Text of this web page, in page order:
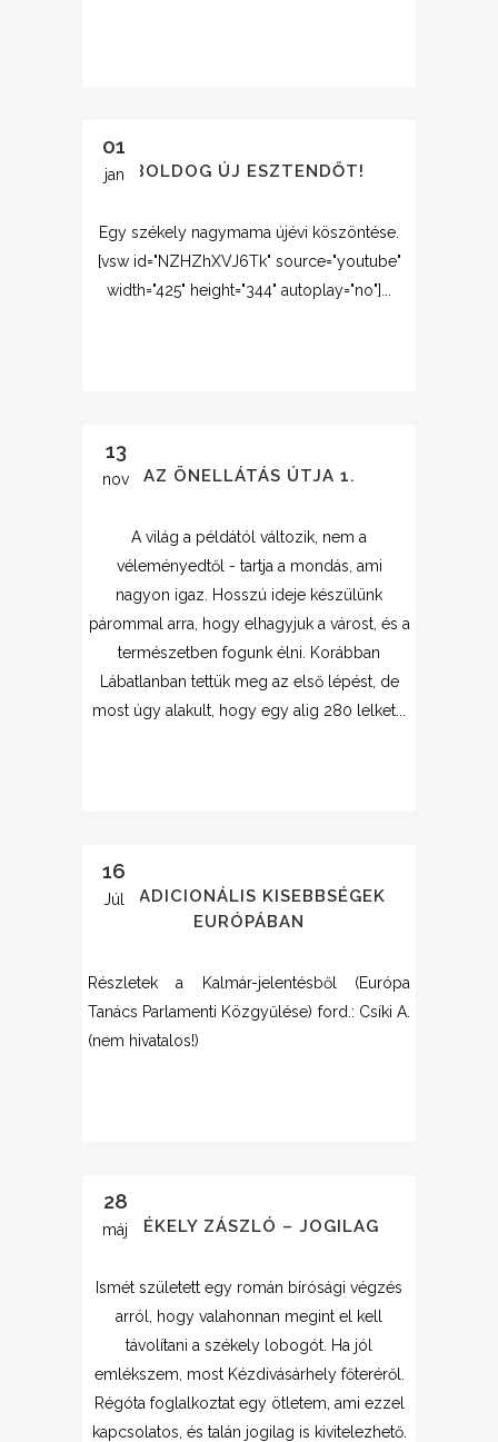
01
jan BOLDOG ÚJ ESZTENDŐT!
Egy székely nagymama újévi köszöntése.
[vsw id="NZHZhXVJ6Tk" source="youtube"
width="425" height="344" autoplay="no"]...
13
nov AZ ÖNELLÁTÁS ÚTJA 1.
A világ a példától változik, nem a
véleményedtől - tartja a mondás, ami
nagyon igaz. Hosszú ideje készülünk
párommal arra, hogy elhagyjuk a várost, és a
természetben fogunk élni. Korábban
Lábatlanban tettük meg az első lépést, de
most úgy alakult, hogy egy alig 280 lelket...
16
JúlTRADICIONÁLIS KISEBBSÉGEK
EURÓPÁBAN
Részletek a Kalmár-jelentésből (Európa
Tanács Parlamenti Közgyűlése) ford.: Csíki A.
(nem hivatalos!)
28
májSZÉKELY ZÁSZLÓ – JOGILAG
Ismét született egy román bírósági végzés
arról, hogy valahonnan megint el kell
távolítani a székely lobogót. Ha jól
emlékszem, most Kézdivásárhely főteréről.
Régóta foglalkoztat egy ötletem, ami ezzel
kapcsolatos, és talán jogilag is kivitelezhető.